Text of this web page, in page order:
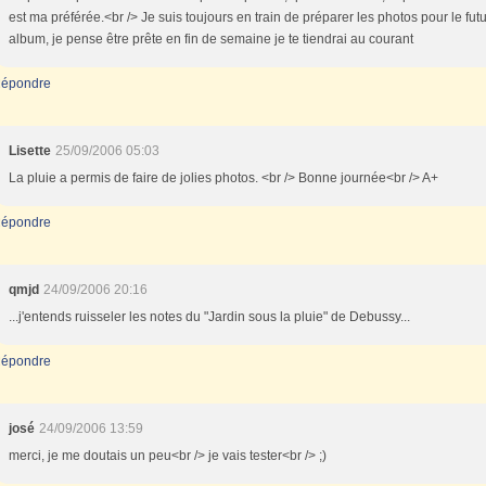
est ma préférée.<br /> Je suis toujours en train de préparer les photos pour le
album, je pense être prête en fin de semaine je te tiendrai au courant
Lisette 25/09/2006 05:03
La pluie a permis de faire de jolies photos. <br /> Bonne journée<br /> A+
qmjd 24/09/2006 20:16
...j'entends ruisseler les notes du "Jardin sous la pluie" de Debussy...
josé 24/09/2006 13:59
merci, je me doutais un peu<br /> je vais tester<br /> ;)